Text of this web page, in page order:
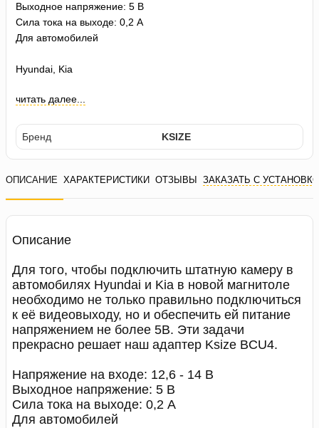
Выходное напряжение: 5 В
Сила тока на выходе: 0,2 A
Для автомобилей
Hyundai, Kia
читать далее...
Бренд KSIZE
ОПИСАНИЕ ХАРАКТЕРИСТИКИ ОТЗЫВЫ ЗАКАЗАТЬ С
Описание
Для того, чтобы подключить штатную камеру в
автомобилях Hyundai и Kia в новой магнитоле
необходимо не только правильно подключиться
к её видеовыходу, но и обеспечить ей питание
напряжением не более 5В. Эти задачи
прекрасно решает наш адаптер Ksize BCU4.
Напряжение на входе: 12,6 - 14 В
Выходное напряжение: 5 В
Сила тока на выходе: 0,2 A
Для автомобилей